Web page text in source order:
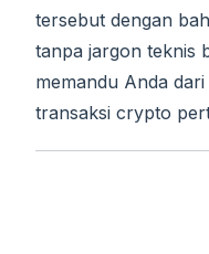
tersebut dengan
tanpa jargon teknis
memandu Anda
transaksi crypto